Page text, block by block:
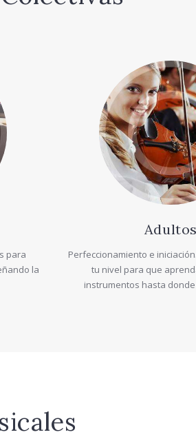
para
la
Adultos
Perfeccionamiento e
tu nivel para que
instrumentos hasta